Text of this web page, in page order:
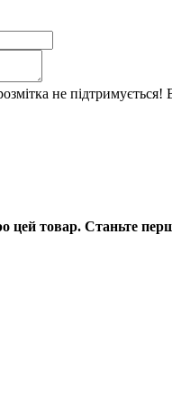
не підтримується!
цей товар. Станьте